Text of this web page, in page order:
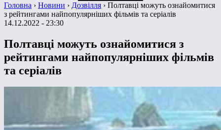
Головна › Новини › Дозвілля › Полтавці можуть ознайомитися
з рейтингами найпопулярніших фільмів та серіалів
14.12.2022 - 23:30
Полтавці можуть ознайомитися з
рейтингами найпопулярніших фільмів
та серіалів